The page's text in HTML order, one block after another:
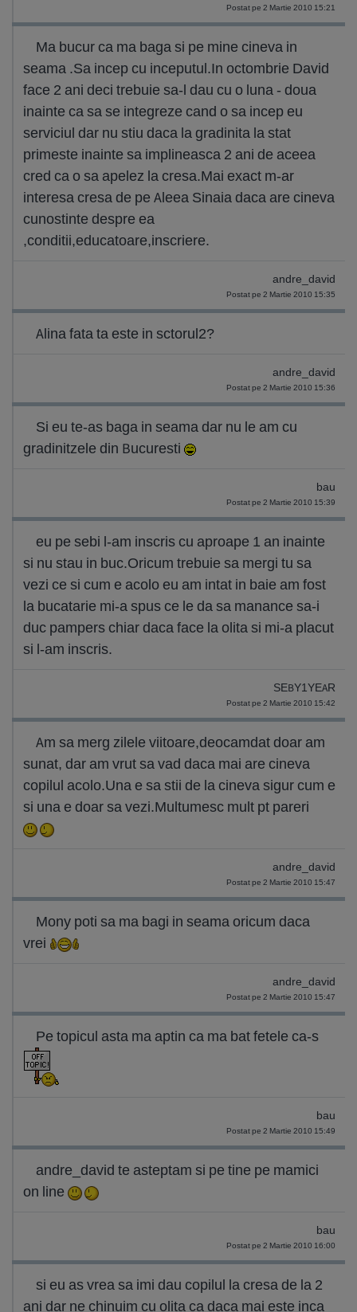
Postat pe 2 Martie 2010 15:21
Ma bucur ca ma baga si pe mine cineva in
seama .Sa incep cu inceputul.In octombrie David
face 2 ani deci trebuie sa-l dau cu o luna - doua
inainte ca sa se integreze cand o sa incep eu
serviciul dar nu stiu daca la gradinita la stat
primeste inainte sa implineasca 2 ani de aceea
cred ca o sa apelez la cresa.Mai exact m-ar
interesa cresa de pe Aleea Sinaia daca are cineva
cunostinte despre ea
,conditii,educatoare,inscriere.
andre_david
Postat pe 2 Martie 2010 15:35
Alina fata ta este in sctorul2?
andre_david
Postat pe 2 Martie 2010 15:36
Si eu te-as baga in seama dar nu le am cu
gradinitzele din Bucuresti
bau
Postat pe 2 Martie 2010 15:39
eu pe sebi l-am inscris cu aproape 1 an inainte
si nu stau in buc.Oricum trebuie sa mergi tu sa
vezi ce si cum e acolo eu am intat in baie am fost
la bucatarie mi-a spus ce le da sa manance sa-i
duc pampers chiar daca face la olita si mi-a placut
si l-am inscris.
SEBY1YEAR
Postat pe 2 Martie 2010 15:42
Am sa merg zilele viitoare,deocamdat doar am
sunat, dar am vrut sa vad daca mai are cineva
copilul acolo.Una e sa stii de la cineva sigur cum e
si una e doar sa vezi.Multumesc mult pt pareri
andre_david
Postat pe 2 Martie 2010 15:47
Mony poti sa ma bagi in seama oricum daca
vrei
andre_david
Postat pe 2 Martie 2010 15:47
Pe topicul asta ma aptin ca ma bat fetele ca-s
bau
Postat pe 2 Martie 2010 15:49
andre_david te asteptam si pe tine pe mamici
on line
bau
Postat pe 2 Martie 2010 16:00
si eu as vrea sa imi dau copilul la cresa de la 2
ani dar ne chinuim cu olita ca daca mai este inca